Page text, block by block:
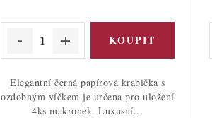
Elegantní černá papírová krabička s
ozdobným víčkem je určena pro uložení
4ks makronek. Luxusní...